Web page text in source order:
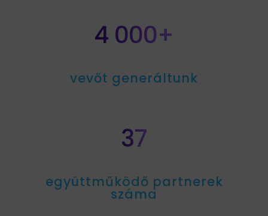
4 000+
vevőt generáltunk
37
együttműködő partnerek
száma